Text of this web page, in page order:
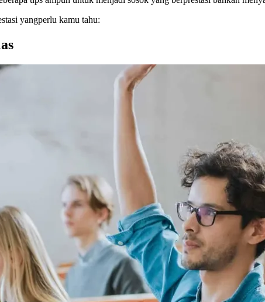
yangperlu kamu tahu: